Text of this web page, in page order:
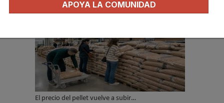
LO MÁS VISTO
El precio del pellet vuelve a subir…
APOYA LA COMUNIDAD